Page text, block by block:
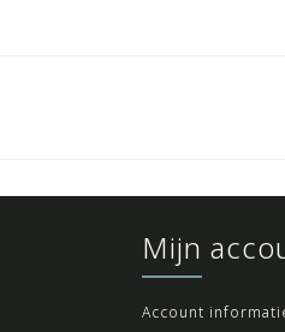
Mijn
Account